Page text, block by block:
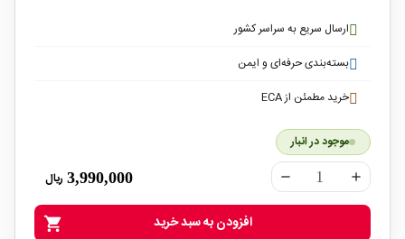
ارسال سریع به سراسر کشور
بسته‌بندی حرفه‌ای و ایمن
خرید مطمئن از ECA
موجود در انبار
remove add
3,990,000 ریال
shopping_cart افزودن به سبد خرید